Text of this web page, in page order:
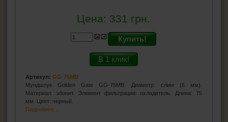
Цена: 331 грн.
Купить!
В 1 клик!
Артикул: GG-75MB
Мундштук Golden Gate GG-75MB. Диаметр: слим (6 мм).
Материал: эбонит. Элемент фильтрации: охладитель. Длина: 75
мм. Цвет: черный.
Подробнее...